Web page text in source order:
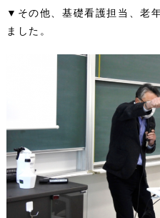
▼その他、基礎看護担当、老
ました。